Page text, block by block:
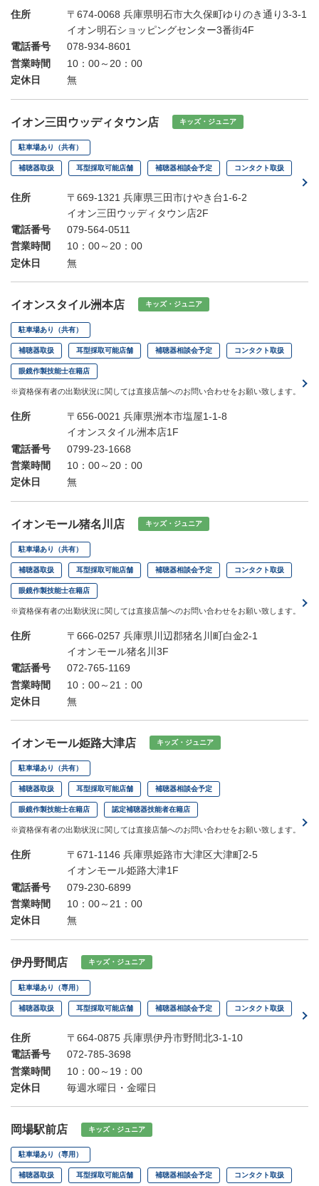
住所
〒674-0068 兵庫県明石市大久保町ゆりのき通り3-3-1
イオン明石ショッピングセンター3番街4F
電話番号
078-934-8601
営業時間
10：00～20：00
定休日
無
イオン三田ウッディタウン店 キッズ・ジュニア
駐車場あり（共有）
補聴器取扱 耳型採取可能店舗 補聴器相談会予定 コンタクト取扱
住所
〒669-1321 兵庫県三田市けやき台1-6-2
イオン三田ウッディタウン店2F
電話番号
079-564-0511
営業時間
10：00～20：00
定休日
無
イオンスタイル洲本店 キッズ・ジュニア
駐車場あり（共有）
補聴器取扱 耳型採取可能店舗 補聴器相談会予定 コンタクト取扱
眼鏡作製技能士在籍店
※資格保有者の出勤状況に関しては直接店舗へのお問い合わせをお願い致します。
住所
〒656-0021 兵庫県洲本市塩屋1-1-8
イオンスタイル洲本店1F
電話番号
0799-23-1668
営業時間
10：00～20：00
定休日
無
イオンモール猪名川店 キッズ・ジュニア
駐車場あり（共有）
補聴器取扱 耳型採取可能店舗 補聴器相談会予定 コンタクト取扱
眼鏡作製技能士在籍店
※資格保有者の出勤状況に関しては直接店舗へのお問い合わせをお願い致します。
住所
〒666-0257 兵庫県川辺郡猪名川町白金2-1
イオンモール猪名川3F
電話番号
072-765-1169
営業時間
10：00～21：00
定休日
無
イオンモール姫路大津店 キッズ・ジュニア
駐車場あり（共有）
補聴器取扱 耳型採取可能店舗 補聴器相談会予定
眼鏡作製技能士在籍店 認定補聴器技能者在籍店
※資格保有者の出勤状況に関しては直接店舗へのお問い合わせをお願い致します。
住所
〒671-1146 兵庫県姫路市大津区大津町2-5
イオンモール姫路大津1F
電話番号
079-230-6899
営業時間
10：00～21：00
定休日
無
伊丹野間店 キッズ・ジュニア
駐車場あり（専用）
補聴器取扱 耳型採取可能店舗 補聴器相談会予定 コンタクト取扱
住所
〒664-0875 兵庫県伊丹市野間北3-1-10
電話番号
072-785-3698
営業時間
10：00～19：00
定休日
毎週水曜日・金曜日
岡場駅前店 キッズ・ジュニア
駐車場あり（専用）
補聴器取扱 耳型採取可能店舗 補聴器相談会予定 コンタクト取扱